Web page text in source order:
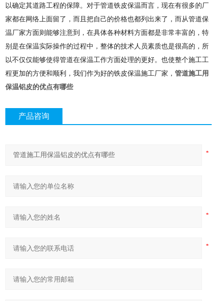
以确定其道路工程的保障。对于管道铁皮保温而言，现在有很多的厂
家都在网络上面留了，而且把自己的价格也都列出来了，而从管道保
温厂家方面则能够注意到，在具体各种材料方面都是非常丰富的，特
别是在保温实际操作的过程中，整体的技术人员素质也是很高的，所
以不仅仅能够使得管道在保温工作方面处理的更好。也使整个施工工
程更加的方便和顺利，我们作为好的铁皮保温施工厂家，管道施工用
保温铝皮的优点有哪些
产品咨询